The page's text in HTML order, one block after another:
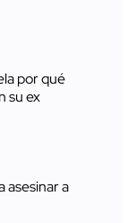
por qué
su ex
asesinar a